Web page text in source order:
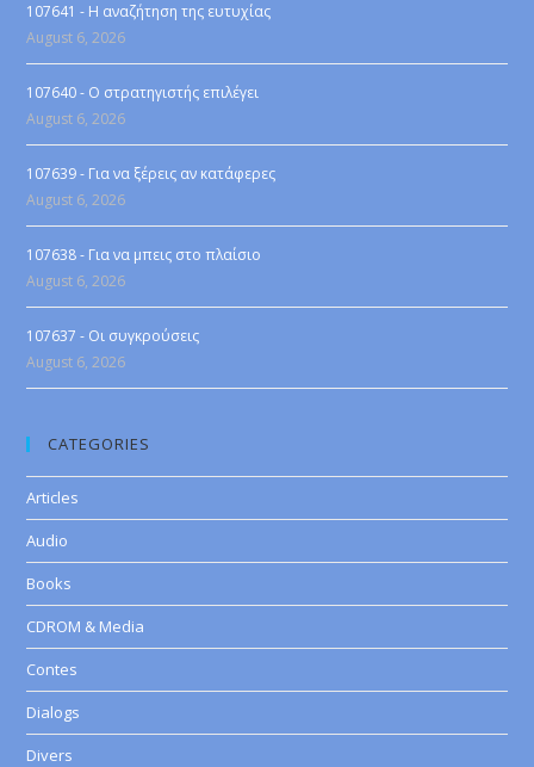
107641 - Η αναζήτηση της ευτυχίας
August 6, 2026
107640 - Ο στρατηγιστής επιλέγει
August 6, 2026
107639 - Για να ξέρεις αν κατάφερες
August 6, 2026
107638 - Για να μπεις στο πλαίσιο
August 6, 2026
107637 - Οι συγκρούσεις
August 6, 2026
CATEGORIES
Articles
Audio
Books
CDROM & Media
Contes
Dialogs
Divers